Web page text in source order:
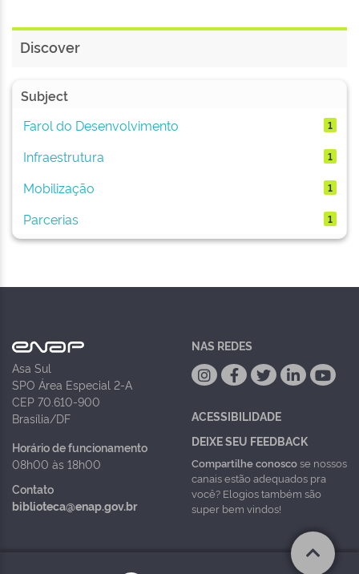
Discover
Subject
Farol do Desenvolvimento
1
Infraestrutura 1
Mobilização 1
Parcerias 1
Asa Sul
SPO Área Especial 2-A
CEP 70.610-900
Brasília/DF
Horário de funcionamento
08h00 às 18h00
Contato
biblioteca@enap.gov.br
NAS REDES
ACESSIBILIDADE
DEIXE SEU FEEDBACK
Compartilhe conoscose nossos
canais estão adequados pra
você? Elogios também são
super bem vindos!